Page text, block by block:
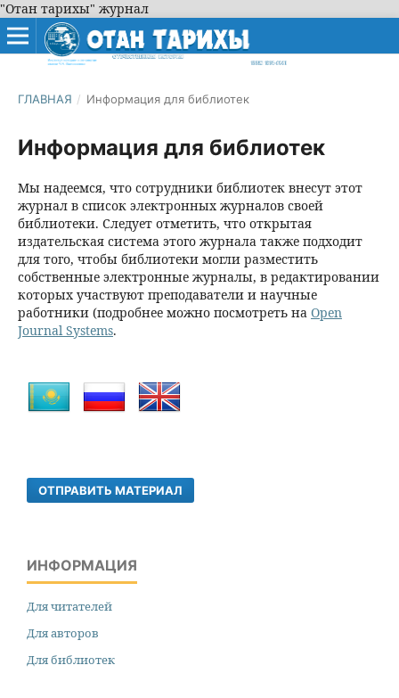
"Отан тарихы" журнал
ГЛАВНАЯ / Информация для библиотек
Информация для библиотек
Мы надеемся, что сотрудники библиотек внесут этот
журнал в список электронных журналов своей
библиотеки. Следует отметить, что открытая
издательская система этого журнала также подходит
для того, чтобы библиотеки могли разместить
собственные электронные журналы, в редактировании
которых участвуют преподаватели и научные
работники (подробнее можно посмотреть на Open
Journal Systems.
ОТПРАВИТЬ МАТЕРИАЛ
ИНФОРМАЦИЯ
Для читателей
Для авторов
Для библиотек